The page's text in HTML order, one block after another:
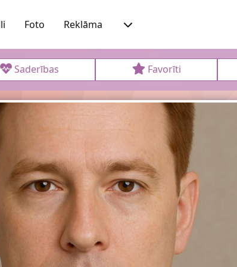
Foto Reklāma
Saderības Favorīti